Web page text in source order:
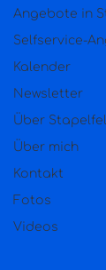
Angebote in
Selfservice-
Kalender
Newsletter
Über
Über mich
Kontakt
Fotos
Videos